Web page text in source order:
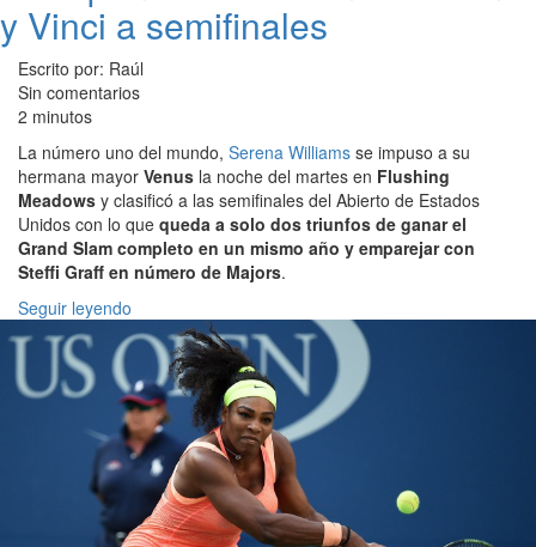
y Vinci a semifinales
Escrito por: Raúl
Sin comentarios
2 minutos
La número uno del mundo, Serena Williams se impuso a su
hermana mayor Venus la noche del martes en Flushing
Meadows y clasificó a las semifinales del Abierto de Estados
Unidos con lo que queda a solo dos triunfos de ganar el
Grand Slam completo en un mismo año y emparejar con
Steffi Graff en número de Majors.
Seguir leyendo